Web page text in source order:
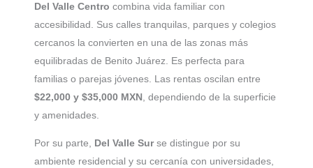
Del Valle Centro combina vida familiar con
accesibilidad. Sus calles tranquilas, parques y colegios
cercanos la convierten en una de las zonas más
equilibradas de Benito Juárez. Es perfecta para
familias o parejas jóvenes. Las rentas oscilan entre
$22,000 y $35,000 MXN, dependiendo de la superficie
y amenidades.
Por su parte, Del Valle Surse distingue por su
ambiente residencial y su cercanía con universidades,